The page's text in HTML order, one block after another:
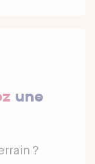
une
?